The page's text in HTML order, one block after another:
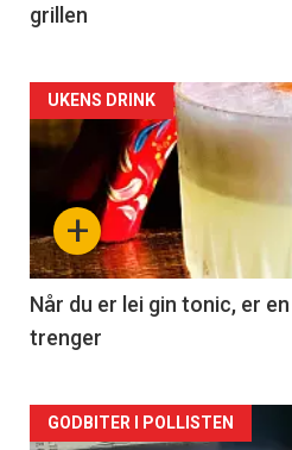
grillen
Forsiden
akkurat
nå
-
2
+
UKENS DRINK
Når du er lei gin tonic, er
trenger
Forsiden
GODBITER I POLLISTEN